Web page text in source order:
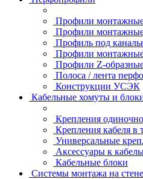
Профили
Профили
Профиль под
Профили
Профили Z-
Полоса / лента
Конструкции УСЭК
Кабельные хомуты и
Крепления
Крепления кабеля в
Универсальные
Аксессуары к
Кабельные блоки
Системы монтажа на стене